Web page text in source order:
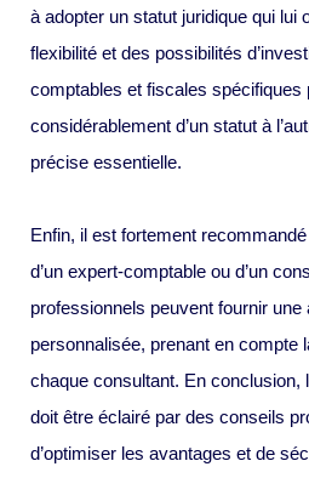
à adopter un statut juridique qui lui
flexibilité et des possibilités
comptables et fiscales spécifiques
considérablement d’un statut à
précise essentielle.
Enfin, il est fortement
d’un expert-comptable ou d’un
professionnels peuvent fournir une
personnalisée, prenant en compte
chaque consultant. En conclusion,
doit être éclairé par des conseils
d’optimiser les avantages et de